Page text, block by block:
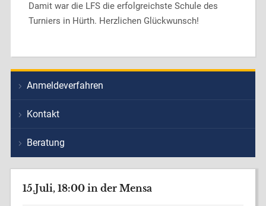
Damit war die LFS die erfolgreichste Schule des
Turniers in Hürth. Herzlichen Glückwunsch!
Anmeldeverfahren
Kontakt
Beratung
15.Juli, 18:00 in der Mensa